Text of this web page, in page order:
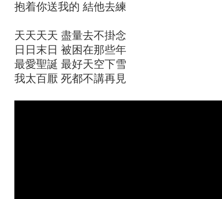
抱着你送我的 結他去練
天天天天 盡量去不掛念
日日末日 被困在那些年
最愛聖誕 最好天空下雪
我太百厭 死都不講再見